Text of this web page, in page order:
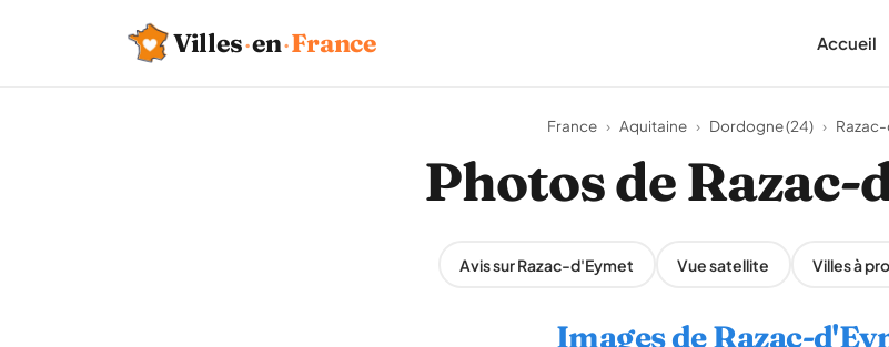
Villes·en·France Accueil
France › Aquitaine › Dordogne (24) ›
Photos de Razac-
Avis sur Razac-d'Eymet Vue satellite Villes à
Images de Razac-